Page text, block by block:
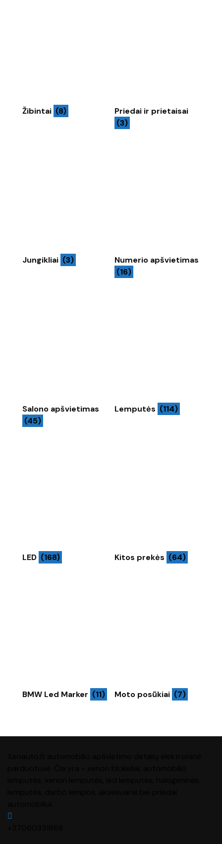
Žibintai (8)
Priedai ir prietaisai
(3)
Jungikliai (3)
Numerio apšvietimas
(16)
Salono apšvietimas
(45)
Lemputės (114)
LED (168) Kitos prekės (64)
BMW Led Marker (11) Moto posūkiai (7)